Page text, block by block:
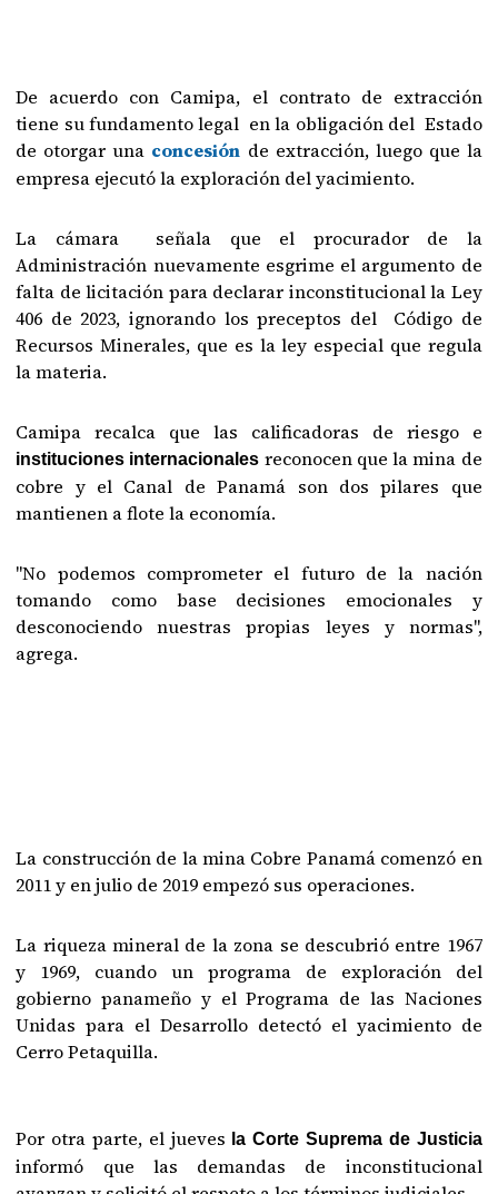
De acuerdo con Camipa, el contrato de extracción
tiene su fundamento legal en la obligación del Estado
de otorgar una concesión de extracción, luego que la
empresa ejecutó la exploración del yacimiento.
La cámara señala que el procurador de la
Administración nuevamente esgrime el argumento de
falta de licitación para declarar inconstitucional la Ley
406 de 2023, ignorando los preceptos del Código de
Recursos Minerales, que es la ley especial que regula
la materia.
Camipa recalca que las calificadoras de riesgo e
instituciones internacionales reconocen que la mina de
cobre y el Canal de Panamá son dos pilares que
mantienen a flote la economía.
"No podemos comprometer el futuro de la nación
tomando como base decisiones emocionales y
desconociendo nuestras propias leyes y normas",
agrega.
La construcción de la mina Cobre Panamá comenzó en
2011 y en julio de 2019 empezó sus operaciones.
La riqueza mineral de la zona se descubrió entre 1967
y 1969, cuando un programa de exploración del
gobierno panameño y el Programa de las Naciones
Unidas para el Desarrollo detectó el yacimiento de
Cerro Petaquilla.
Por otra parte, el jueves la Corte Suprema de Justicia
informó que las demandas de inconstitucional